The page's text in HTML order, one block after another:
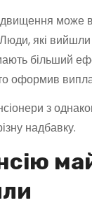
може
які вийшли
більший
хто оформив
з
надбавку.